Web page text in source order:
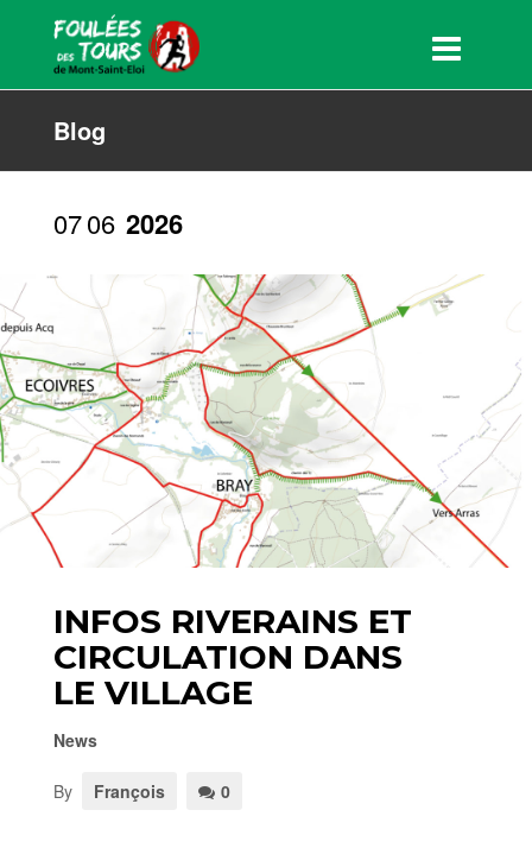
Blog
0706 2026
INFOS RIVERAINS ET
CIRCULATION DANS
LE VILLAGE
News
By François 0